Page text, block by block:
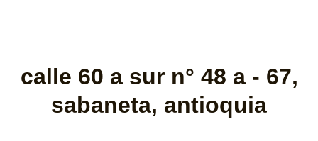
calle 60 a sur n° 48 a - 67,
sabaneta, antioquia